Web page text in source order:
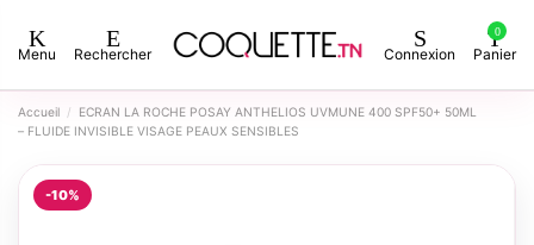
Menu Rechercher Connexion
0
Panier
Accueil
ECRAN LA ROCHE POSAY ANTHELIOS UVMUNE 400 SPF50+ 50ML
– FLUIDE INVISIBLE VISAGE PEAUX SENSIBLES
-10%